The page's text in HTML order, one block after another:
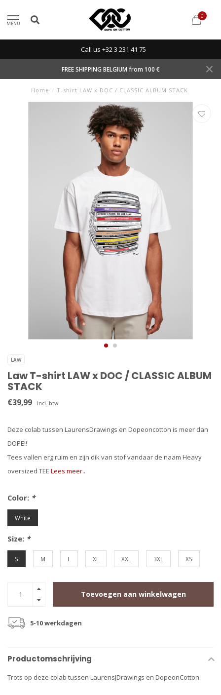
MENU
0
Call us +32 3 231 41 75
FREE SHIPPING BELGIUM from 100 €
Home / T-shirt LAW x DOC / CLASSIC ALBUM STACK
LAW
Law T-shirt LAW x DOC / CLASSIC ALBUM
STACK
€39,99 Incl. btw
Deze colab tussen LaurensDrawings en Dopeoncotton is meer dan
DOPE!!
Tees vallen erg ruim en zijn dik van stof vandaar de naam Heavy
oversized TEE Lees meer..
Color: *
White
Size: *
S M L XL XXL 3XL XS
Toevoegen aan winkelwagen
5-10 werkdagen
Productomschrijving
Trots op deze colab tussen LaurensJDrawings en DopeonCotton.